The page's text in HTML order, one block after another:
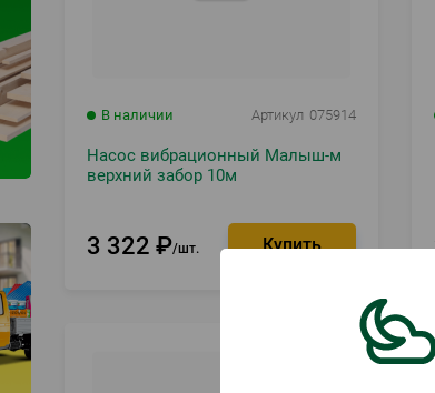
В наличии Артикул 075914
Насос вибрационный Малыш-м
верхний забор 10м
3 322 ₽ шт.